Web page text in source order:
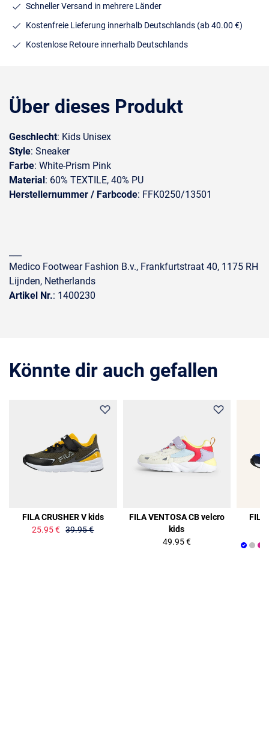
Schneller Versand in mehrere Länder
Kostenfreie Lieferung innerhalb Deutschlands (ab 40.00 €)
Kostenlose Retoure innerhalb Deutschlands
Über dieses Produkt
Geschlecht: Kids Unisex
Style: Sneaker
Farbe: White-Prism Pink
Material: 60% TEXTILE, 40% PU
Herstellernummer / Farbcode: FFK0250/13501
Medico Footwear Fashion B.v., Frankfurtstraat 40, 1175 RH
Lijnden, Netherlands
Artikel Nr.: 1400230
Könnte dir auch gefallen
FILA CRUSHER V kids
25.95 € 39.95 €
FILA VENTOSA CB velcro
kids
49.95 €
FILA